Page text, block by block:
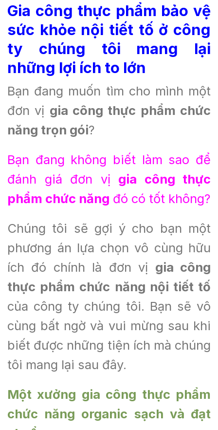
Gia công thực phẩm bảo vệ
sức khỏe nội tiết tố ở công
ty chúng tôi mang lại
những lợi ích to lớn
Bạn đang muốn tìm cho mình một
đơn vị gia công thực phẩm chức
năng trọn gói?
Bạn đang không biết làm sao để
đánh giá đơn vị gia công thực
phẩm chức năng đó có tốt không?
Chúng tôi sẽ gợi ý cho bạn một
phương án lựa chọn vô cùng hữu
ích đó chính là đơn vị gia công
thực phẩm chức năng nội tiết tố
của công ty chúng tôi. Bạn sẽ vô
cùng bất ngờ và vui mừng sau khi
biết được những tiện ích mà chúng
tôi mang lại sau đây.
Một xưởng gia công thực phẩm
chức năng organic sạch và đạt